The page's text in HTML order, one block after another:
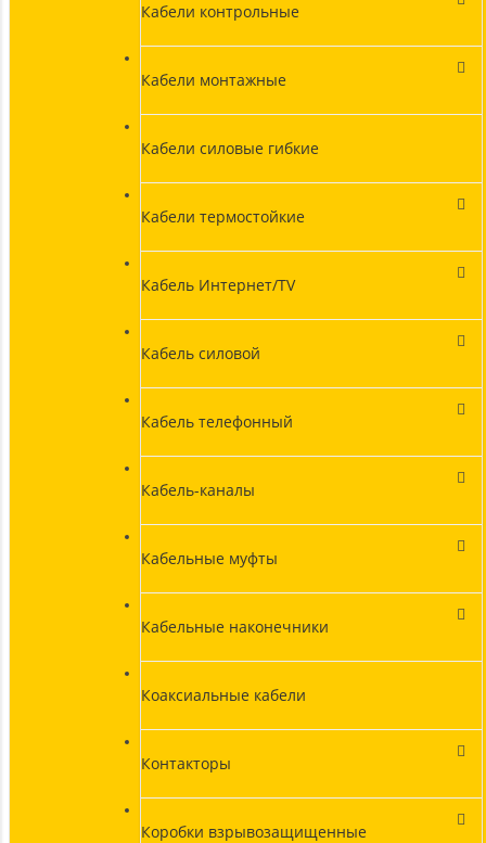
Кабели контрольные
Кабели монтажные
Кабели силовые гибкие
Кабели термостойкие
Кабель Интернет/TV
Кабель силовой
Кабель телефонный
Кабель-каналы
Кабельные муфты
Кабельные наконечники
Коаксиальные кабели
Контакторы
Коробки взрывозащищенные